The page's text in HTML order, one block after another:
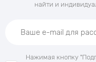
найти и
Нажимая кнопку